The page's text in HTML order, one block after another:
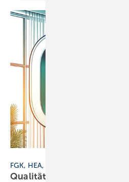
FGK, HEA, VfW
Qualitätssiegel